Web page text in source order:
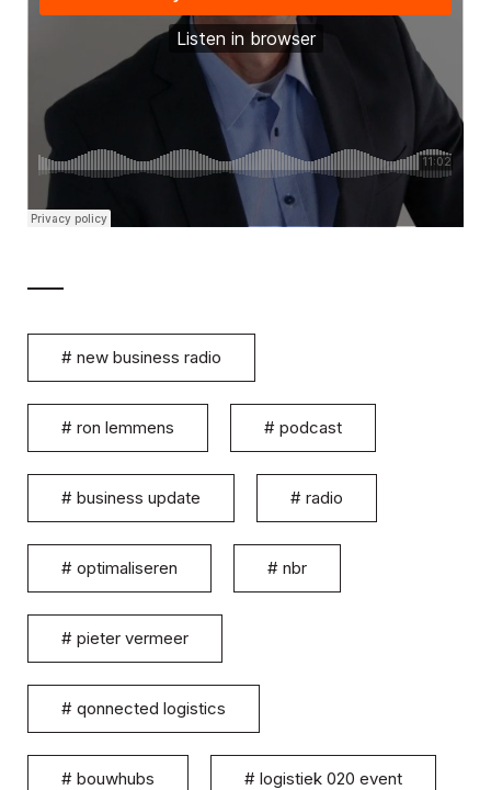
# new business radio
# ron lemmens # podcast
# business update # radio
# optimaliseren # nbr
# pieter vermeer
# qonnected logistics
# bouwhubs # logistiek 020 event